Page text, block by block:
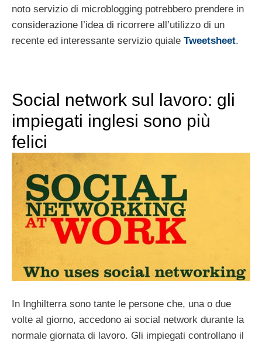
noto servizio di microblogging potrebbero prendere in
considerazione l’idea di ricorrere all’utilizzo di un
recente ed interessante servizio quiale Tweetsheet.
Social network sul lavoro: gli
impiegati inglesi sono più
felici
In Inghilterra sono tante le persone che, una o due
volte al giorno, accedono ai social network durante la
normale giornata di lavoro. Gli impiegati controllano il